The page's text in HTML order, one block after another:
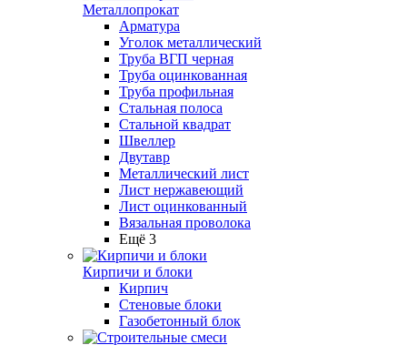
Металлопрокат
Арматура
Уголок металлический
Труба ВГП черная
Труба оцинкованная
Труба профильная
Стальная полоса
Стальной квадрат
Швеллер
Двутавр
Металлический лист
Лист нержавеющий
Лист оцинкованный
Вязальная проволока
Ещё 3
Кирпичи и блоки
Кирпич
Стеновые блоки
Газобетонный блок